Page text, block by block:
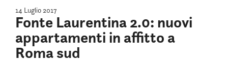
14 Luglio 2017
Fonte Laurentina 2.0: nuovi
appartamenti in affitto a
Roma sud